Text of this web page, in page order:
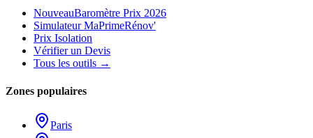
NouveauBaromètre Prix 2026
Simulateur MaPrimeRénov'
Prix Isolation
Vérifier un Devis
Tous les outils →
Zones populaires
Paris